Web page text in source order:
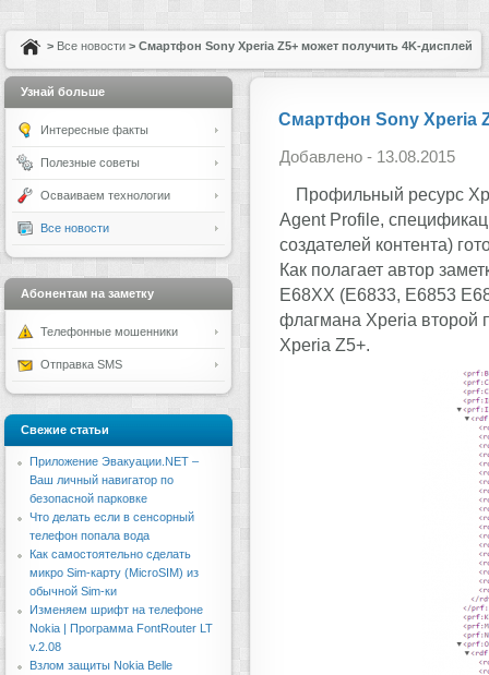
> Все новости > Смартфон Sony Xperia Z5+ может получить 4K-дисплей
Смартфон Sony Xperia
Добавлено - 13.08.2015
Профильный ресурс
Agent Profile,
создателей контента)
Как полагает автор
E68XX (E6833, E6853
флагмана Xperia второй
Xperia Z5+.
Узнай больше
Интересные факты
Полезные советы
Осваиваем технологии
Все новости
Абонентам на заметку
Телефонные мошенники
Отправка SMS
Свежие статьи
Приложение Эвакуации.NET –
Ваш личный навигатор по
безопасной парковке
Что делать если в сенсорный
телефон попала вода
Как самостоятельно сделать
микро Sim-карту (MicroSIM) из
обычной Sim-ки
Изменяем шрифт на телефоне
Nokia | Программа FontRouter LT
v.2.08
Взлом защиты Nokia Belle